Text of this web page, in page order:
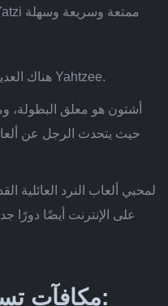
هناك العديد من العلامات التجارية بعيدًا عن Yahtzee.
أشتون هو معلق البطولة،
لمحبي ألعاب النرد العائلية
على الإنترنت أيضًا دورًا
مكافآت تسجيل الدخول اليومية: